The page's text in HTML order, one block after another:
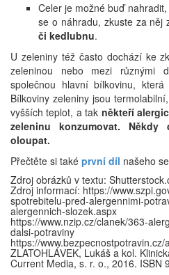
Celer je možné buď
se o náhradu, zkuste za něj
či kedlubnu.
U zeleniny též často dochází ke
zeleninou nebo mezi různými
společnou hlavní bílkovinu, která
Bílkoviny zeleniny jsou
vyšších teplot, a tak někteří
zeleninu konzumovat. Někdy
oloupat.
Přečtěte si také první díl našeho
Zdroj obrázků v textu:
Zdroj informací: https://
spotrebitelu-pred-alergennimi-
alergennich-slozek.aspx
https://www.nzip.cz/clanek/363-
dalsi-potraviny
https://
ZLATOHLÁVEK, Lukáš a kol.
Current Media, s. r. o., 2016. ISBN